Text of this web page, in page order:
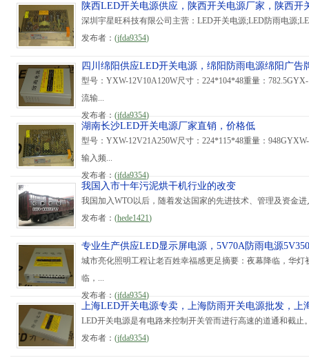
陕西LED开关电源供应，陕西开关电源厂家，陕西开
深圳宇星旺科技有限公司主营：LED开关电源;LED防雨电源
发布者： (jfda9354)
四川绵阳供应LED开关电源，绵阳防雨电源绵阳广告
型号：YXW-12V10A120W尺寸：224*104*48重量：
流输...
发布者： (jfda9354)
湖南长沙LED开关电源厂家直销，价格低
型号：YXW-12V21A250W尺寸：224*115*48重量：
输入频...
发布者： (jfda9354)
我国入市十年污泥烘干机行业的改变
我国加入WTO以后，随着发达国家的先进技术、管理及资金
发布者： (hede1421)
专业生产供应LED显示屏电源，5V70A防雨电源
城市亮化照明工程让老百姓幸福感更足摘要：夜幕降临，华
临，...
发布者： (jfda9354)
上海LED开关电源专卖，上海防雨开关电源批发，上
LED开关电源是有电路来控制开关管而进行高速的道通和截
发布者： (jfda9354)